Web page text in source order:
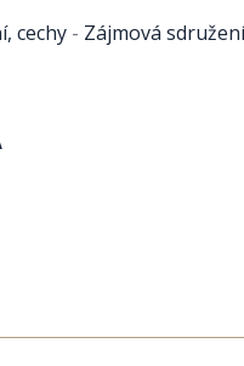
cechy - Zájmová